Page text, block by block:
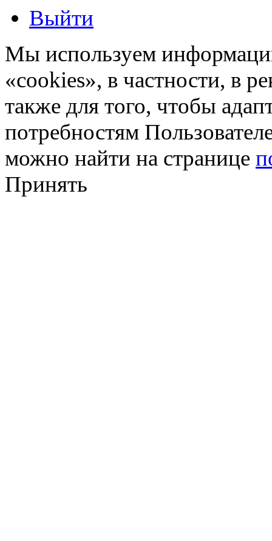
Выйти
Мы используем
«cookies», в частности, в
также для того, чтобы
потребностям
можно найти на странице
Принять